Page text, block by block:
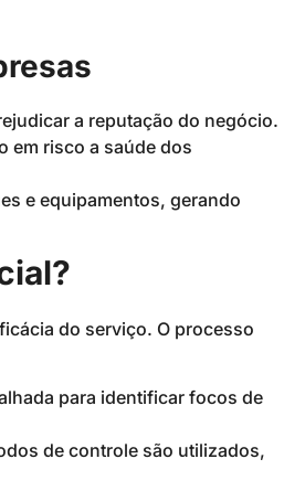
a reputação do negócio.
em risco a saúde dos
e equipamentos, gerando
do serviço. O processo
para identificar focos de
de controle são utilizados,